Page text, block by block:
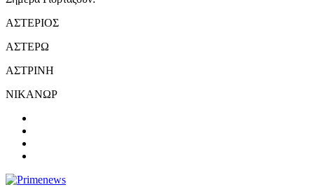
ΑΣΤΕΡΙΟΣ
ΑΣΤΕΡΩ
ΑΣΤΡΙΝΗ
ΝΙΚΑΝΩΡ